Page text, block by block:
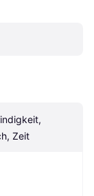
Zeit